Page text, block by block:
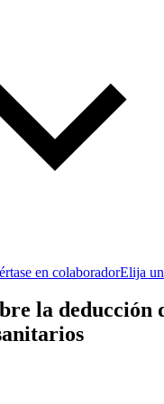
en colaboradorElija
la deducción